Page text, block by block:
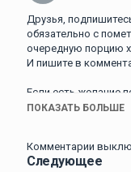
Друзья,
обязательно с
очередную порцию
И пишите в
Если есть желание
Поставь лайк
Посмотри
Все
ПОКАЗАТЬ БОЛЬШЕ
Комментарии
Следующее